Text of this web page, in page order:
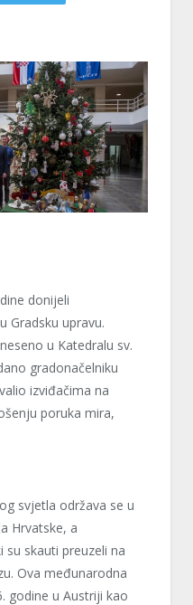
donijeli
Gradsku upravu.
u Katedralu sv.
gradonačelniku
izviđačima na
poruka mira,
svjetla održava se u
Hrvatske, a
su skauti preuzeli na
Ova međunarodna
godine u Austriji kao